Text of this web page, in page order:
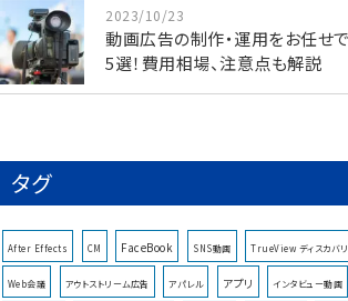
2023/10/23
動画広告の制作・運用をお任せ
5選！費用相場、注意点も解説
タグ
After Effects CM FaceBook SNS動画 TrueView ディスカバ
Web会議 アウトストリーム広告 アパレル アプリ インタビュー動画